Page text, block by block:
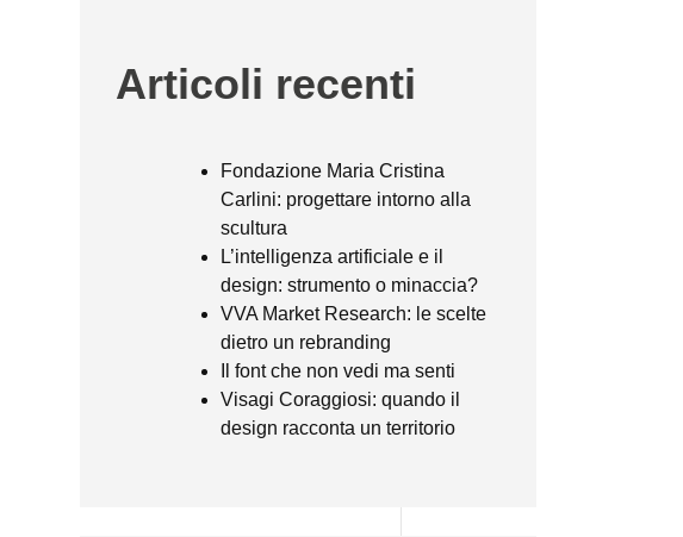
Articoli recenti
Fondazione Maria Cristina
Carlini: progettare intorno alla
scultura
L’intelligenza artificiale e il
design: strumento o minaccia?
VVA Market Research: le scelte
dietro un rebranding
Il font che non vedi ma senti
Visagi Coraggiosi: quando il
design racconta un territorio